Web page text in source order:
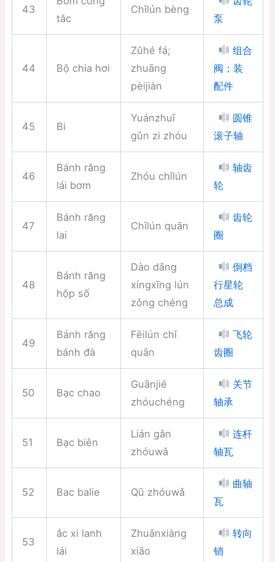
43
tắc
Chǐlún bèng
泵
44 Bộ chia hơi
Zǔhé fá;
zhuāng
pèijiàn
组合
阀；装
配件
45 Bi
Yuánzhuī
gǔn zi zhóu
圆锥
滚子轴
46
Bánh răng
lái bơm
Zhóu chǐlún
轴齿
轮
47
Bánh răng
lai
Chǐlún quān
齿轮
圈
48
Bánh răng
hộp số
Dào dǎng
xíngxīng lún
zǒng chéng
倒档
行星轮
总成
49
Bánh răng
bánh đà
Fēilún chǐ
quān
飞轮
齿圈
50 Bạc chao
Guānjié
zhóuchéng
关节
轴承
51 Bạc biên
Lián gǎn
zhóuwǎ
连杆
轴瓦
52 Bac balie Qū zhóuwǎ
曲轴
瓦
53
ắc xi lanh
lái
Zhuǎnxiàng
xiāo
转向
销